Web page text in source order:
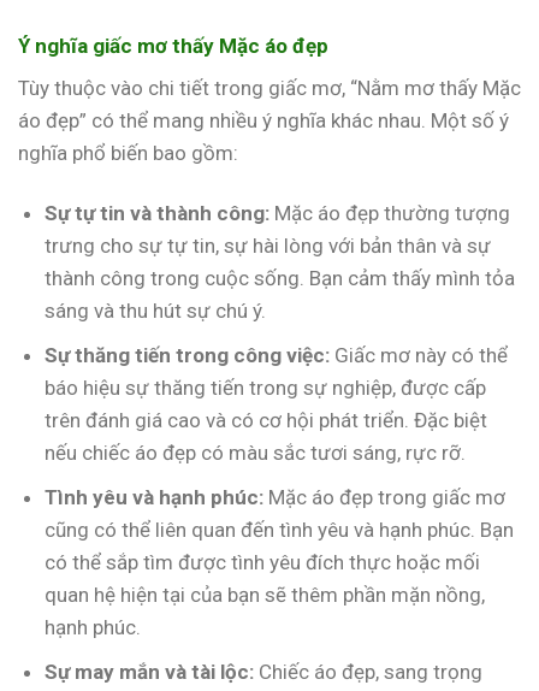
Ý nghĩa giấc mơ thấy Mặc áo đẹp
Tùy thuộc vào chi tiết trong giấc mơ, “Nằm mơ thấy Mặc
áo đẹp” có thể mang nhiều ý nghĩa khác nhau. Một số ý
nghĩa phổ biến bao gồm:
Sự tự tin và thành công: Mặc áo đẹp thường tượng
trưng cho sự tự tin, sự hài lòng với bản thân và sự
thành công trong cuộc sống. Bạn cảm thấy mình tỏa
sáng và thu hút sự chú ý.
Sự thăng tiến trong công việc: Giấc mơ này có thể
báo hiệu sự thăng tiến trong sự nghiệp, được cấp
trên đánh giá cao và có cơ hội phát triển. Đặc biệt
nếu chiếc áo đẹp có màu sắc tươi sáng, rực rỡ.
Tình yêu và hạnh phúc: Mặc áo đẹp trong giấc mơ
cũng có thể liên quan đến tình yêu và hạnh phúc. Bạn
có thể sắp tìm được tình yêu đích thực hoặc mối
quan hệ hiện tại của bạn sẽ thêm phần mặn nồng,
hạnh phúc.
Sự may mắn và tài lộc: Chiếc áo đẹp, sang trọng